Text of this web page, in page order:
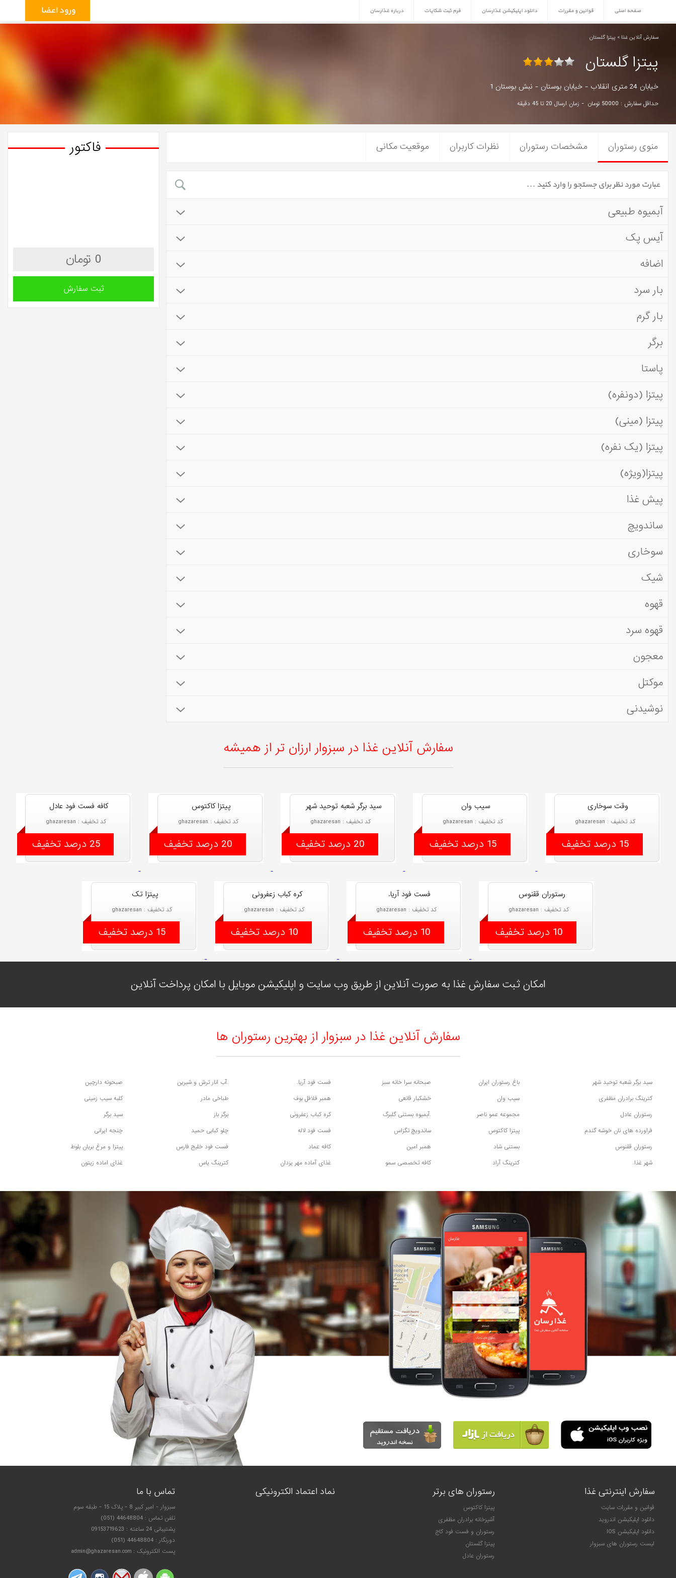
صفحه اصلی قوانین و مقررات دانلود اپلیکیشن غذارسان فرم ثبت شکایات درباره غذارسان ورود اعضاء
سفارش آنلاین غذا > پیتزا گلستان
پیتزا گلستان
خیابان 24 متری انقلاب - خیابان بوستان - نبش بوستان 1
حداقل سفارش : 50000 تومان - زمان ارسال 20 تا 45 دقیقه
فاکتور
0 تومان
ثبت سفارش
منوی رستوران مشخصات رستوران نظرات کاربران موقعیت مکانی
آبمیوه طبیعی
آیس پک
اضافه
بار سرد
بار گرم
برگر
پاستا
پیتزا (دونفره)
پیتزا (مینی)
پیتزا (یک نفره)
پیتزا(ویژه)
پیش غذا
ساندویچ
سوخاری
شیک
قهوه
قهوه سرد
معجون
موکتل
نوشیدنی
سفارش آنلاین غذا در سبزوار ارزان تر از همیشه
کافه فست فود عادل
کد تخفیف : ghazaresan
25 درصد تخفیف
پیتزا کاکتوس
کد تخفیف : ghazaresan
20 درصد تخفیف
سید برگر شعبه توحید شهر
کد تخفیف : ghazaresan
20 درصد تخفیف
سیب وان
کد تخفیف : ghazaresan
15 درصد تخفیف
وقت سوخاری
کد تخفیف : ghazaresan
15 درصد تخفیف
پیتزا تک
کد تخفیف : ghazaresan
15 درصد تخفیف
کره کباب زعفرونی
کد تخفیف : ghazaresan
10 درصد تخفیف
فست فود آریا.
کد تخفیف : ghazaresan
10 درصد تخفیف
رستوران ققنوس
کد تخفیف : ghazaresan
10 درصد تخفیف
امکان ثبت سفارش غذا به صورت آنلاین از طریق وب سایت و اپلیکیشن موبایل با امکان پرداخت آنلاین
سفارش آنلاین غذا در سبزوار از بهترین رستوران ها
سید برگر شعبه توحید شهر باغ رستوران ایران صبحانه سرا خانه سبز فست فود آریا. .آب انار ترش و شیرین
صبحونه دارچین
کترینگ برادران مظفری
سیب وان خشکبار قانعی همبر فلافل بوف طباخی مادر
کلبه سیب زمینی
رستوران عادل
مجموعه عمو ناصر .آبمیوه بستنی گلبرگ کره کباب زعفرونی برگر باز
سید برگر
فراورده های نان خوشه گندم
پیتزا کاکتوس ساندویچ تگزاس فست فود لاله چلو کبابی حمید
چنجه ایرانی
رستوران ققنوس
بستنی شاد همبر امین کافه عماد فست فود خلیج فارس
پیتزا و مرغ بریان بلوط
شهر غذا.
کترینگ آراد کافه تخصصی سمو غذای آماده مهر یزدان کترینگ یاس غذای اماده زیتون
سفارش اینترنتی غذا رستوران های برتر نماد اعتماد الکترونیکی تماس با ما
قوانین و مقررات سایت
دانلود اپلیکیشن اندروید
دانلود اپلیکیشن IOS
لیست رستوران های سبزوار
پیتزا کاکتوس
آشپزخانه برادران مظفری
رستوران و فست فود کاج
پیتزا گلستان
رستوران عادل
سبزوار - امیر کبیر 8 - پلاک 15 - طبقه سوم
تلفن تماس : 44648804 (051)
پشتیبانی 24 ساعته : 09153719623
دورنگار : 44648804 (051)
پست الکترونیک : admin@ghazaresan.com